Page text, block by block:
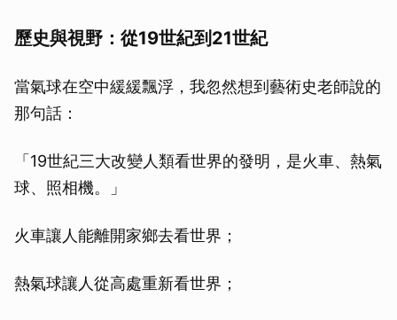
歷史與視野：從19世紀到21世紀
當氣球在空中緩緩飄浮，我忽然想到藝術史老師說的
那句話：
「19世紀三大改變人類看世界的發明，是火車、熱氣
球、照相機。」
火車讓人能離開家鄉去看世界；
熱氣球讓人從高處重新看世界；